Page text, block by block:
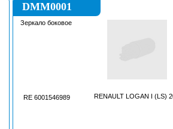
DMM0001
Зеркало боковое
RE 6001546989 RENAULT LOGAN I (LS)